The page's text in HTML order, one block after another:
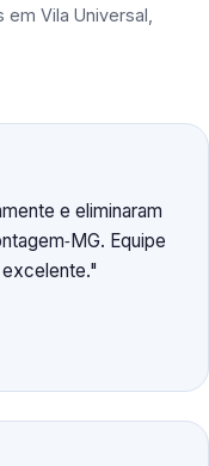
em Vila Universal,
e eliminaram
Equipe